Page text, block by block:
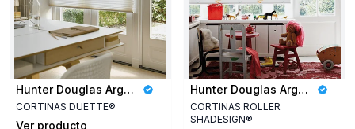
Hunter Douglas Argentina
CORTINAS DUETTE®
Ver producto
Hunter Douglas Argentina
CORTINAS ROLLER
SHADESIGN®